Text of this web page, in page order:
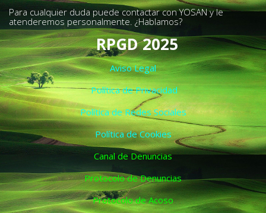
Para cualquier duda puede contactar con YOSAN y le
atenderemos personalmente. ¿Hablamos?
RPGD 2025
Aviso Legal
Política de Privacidad
Política de Redes Sociales
Política de Cookies
Canal de Denuncias
Protocolo de Denuncias
Protocolo de Acoso